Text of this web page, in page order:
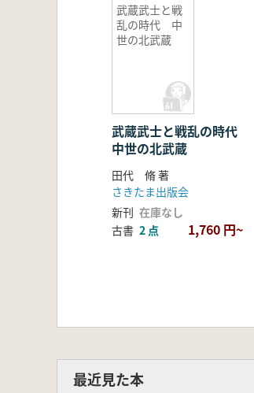
武蔵武士と戦
乱の時代 中
世の北武蔵
武蔵武士と戦乱の時代
中世の北武蔵
田代 脩 著
さきたま出版会
新刊 在庫なし
古書 2 点 1,760 円~
最近見た本